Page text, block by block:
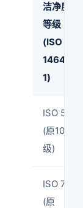
洁净度
等级
(ISO
14644-
1)
ISO 5
(原100
级)
ISO 7
(原